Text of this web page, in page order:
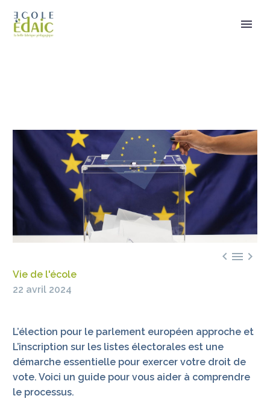
  
Vie de l'école
22 avril 2024
L’élection pour le parlement européen approche et
L’inscription sur les listes électorales est une
démarche essentielle pour exercer votre droit de
vote. Voici un guide pour vous aider à comprendre
le processus.